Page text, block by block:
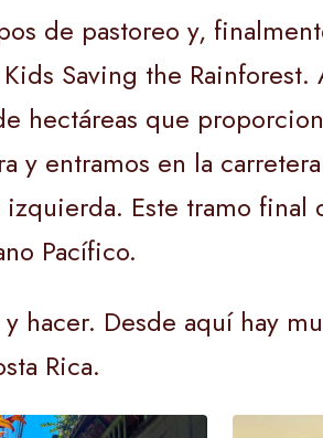
de pastoreo y,
Saving the
hectáreas que
y entramos en la
Este tramo final
Pacífico.
hacer. Desde aquí hay
Rica.